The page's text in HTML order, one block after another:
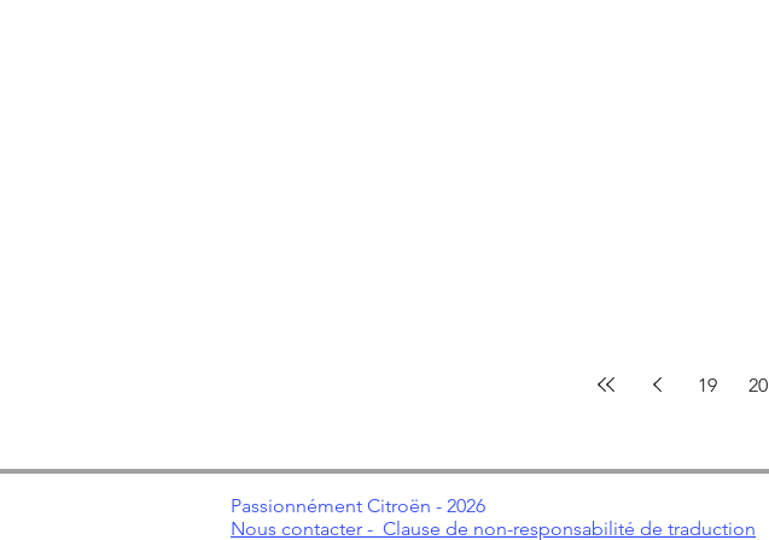
19 20
Passionnément Citroën - 2026
Nous contacter - Clause de non-responsabilité de traduction